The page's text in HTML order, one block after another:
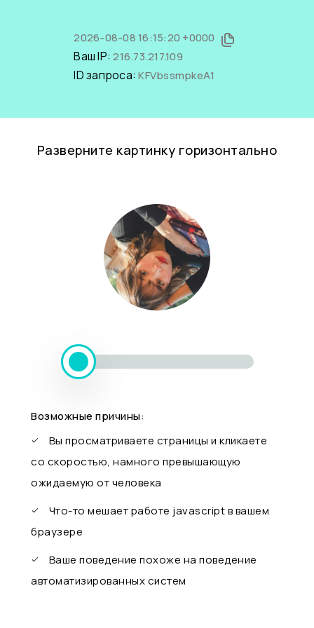
2026-08-08 16:15:20 +0000
Ваш IP:216.73.217.109
ID запроса:KFVbssmpkeA1
Разверните картинку горизонтально
Возможные причины:
Вы просматриваете страницы и кликаете
со скоростью, намного превышающую
ожидаемую от человека
Что-то мешает работе javascript в вашем
браузере
Ваше поведение похоже на поведение
автоматизированных систем